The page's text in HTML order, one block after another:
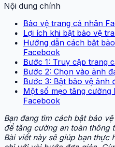
Nội dung chính
Bảo vệ trang cá nhân
Lợi ích khi bật bảo vệ
Hướng dẫn cách bật
Facebook
Bước 1: Truy cập trang
Bước 2: Chọn vào ảnh
Bước 3: Bật bảo vệ ảnh
Một số mẹo tăng cường
Facebook
Bạn đang tìm cách bật bảo
để tăng cường an toàn thông
Bài viết này sẽ giúp bạn thực